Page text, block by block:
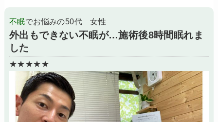
不眠でお悩みの50代 女性
外出もできない不眠が…施術後8時間眠れま
した
★★★★★